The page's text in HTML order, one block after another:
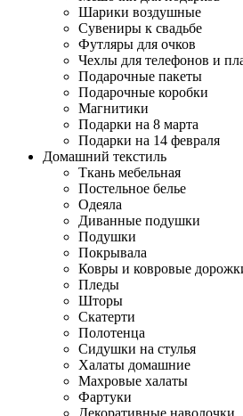
Шарики воздушные
Сувениры к свадьбе
Футляры для очков
Чехлы для телефонов и
Подарочные пакеты
Подарочные коробки
Магнитики
Подарки на 8 марта
Подарки на 14 февраля
Домашний текстиль
Ткань мебельная
Постельное белье
Одеяла
Диванные подушки
Подушки
Покрывала
Ковры и ковровые
Пледы
Шторы
Скатерти
Полотенца
Сидушки на стулья
Халаты домашние
Махровые халаты
Фартуки
Декоративные наволочки